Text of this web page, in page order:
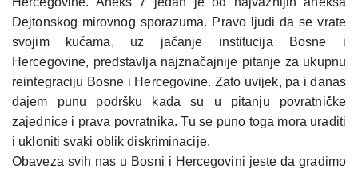
Dejtonskog mirovnog sporazuma. Pravo ljudi da se vrate
svojim kućama, uz jačanje institucija Bosne i
Hercegovine, predstavlja najznačajnije pitanje za ukupnu
reintegraciju Bosne i Hercegovine. Zato uvijek, pa i danas
dajem punu podršku kada su u pitanju povratničke
zajednice i prava povratnika. Tu se puno toga mora uraditi
i ukloniti svaki oblik diskriminacije.
Obaveza svih nas u Bosni i Hercegovini jeste da gradimo